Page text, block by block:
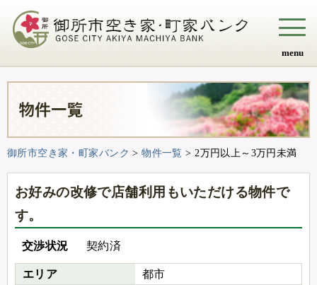
menu
御所市空き家・町家バンク >物件一覧 >2万円以上～3万円未満
お好みの改修で店舗利用もいただける物件で
す。
交渉状況 契約済
エリア
都市